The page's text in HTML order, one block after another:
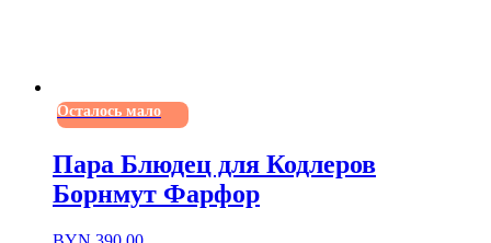
Осталось мало
Пара Блюдец для Кодлеров
Борнмут Фарфор